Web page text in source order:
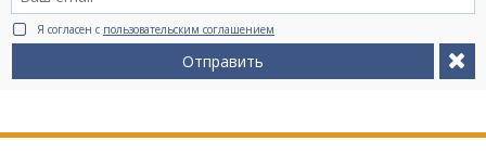
Я согласен с пользовательским соглашением
Отправить